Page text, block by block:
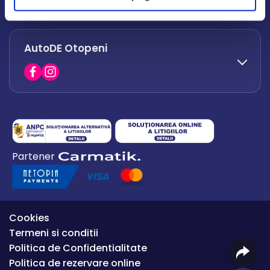
office.afumati@autode.ro
0730 063 852
0730 063 851
AutoDE Otopeni
0754 649 360
office.premium@autode.ro
Partener
Cookies
Termeni si conditii
Politica de Confidentialitate
Politica de rezervare online